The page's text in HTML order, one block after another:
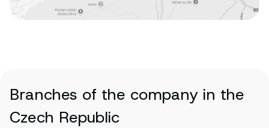
Branches of the company in the
Czech Republic